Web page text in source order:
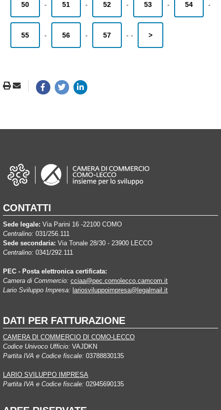
50 - 51 - 52 - 53 - 54 -
55 - 56 - 57 - - >
CONTATTI
Sede legale: Via Parini 16 -22100 COMO
Centralino: 031/256.111
Sede secondaria: Via Tonale 28/30 - 23900 LECCO
Centralino: 0341/292.111
PEC - Posta elettronica certificata:
Camera di Commercio: cciaa@pec.comolecco.camcom.it
Lario Sviluppo Impresa: lariosviluppoimpresa@legalmail.it
DATI PER FATTURAZIONE
CAMERA DI COMMERCIO DI COMO-LECCO
Codice Univoco Ufficio: VAJDKN
Partita IVA e Codice fiscale: 03788830135
LARIO SVILUPPO IMPRESA
Partita IVA e Codice fiscale: 02945690135